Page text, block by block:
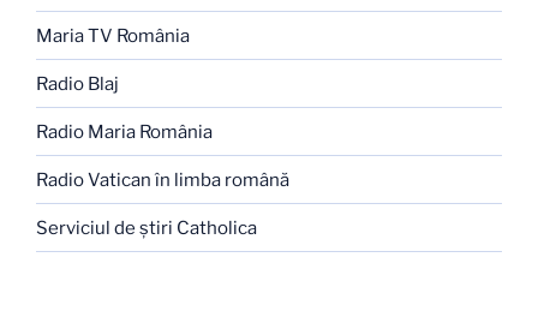
Maria TV România
Radio Blaj
Radio Maria România
Radio Vatican în limba română
Serviciul de ştiri Catholica